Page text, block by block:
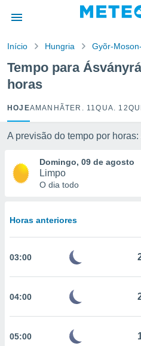
da
foi
para
fornecidas
a este
e
digital
ou
a nossa
CONTINUAR
Início Hungria Gyõr-
Tempo para
horas
HOJEAMANHÃTER. 11QUA. 12
A previsão do tempo por
Domingo, 09 de agosto
Limpo
O dia todo
Horas anteriores
03:00
04:00
05:00